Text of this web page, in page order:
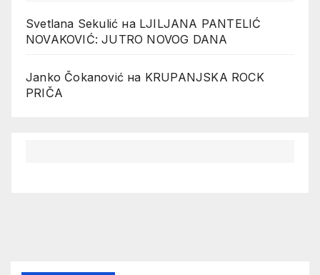
Svetlana Sekulić на LJILJANA PANTELIĆ
NOVAKOVIĆ: JUTRO NOVOG DANA
Janko Čokanović на KRUPANJSKA ROCK
PRIČA